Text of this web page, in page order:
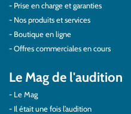
Prise en charge et garanties
Nos produits et services
Boutique en ligne
Offres commerciales en cours
Le Mag de l'audition
Le Mag
Il était une fois l’audition